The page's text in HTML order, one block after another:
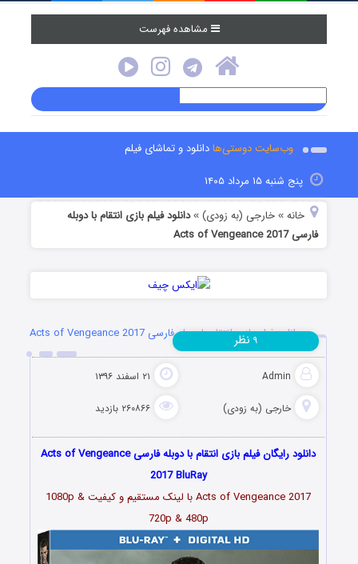
مشاهده فهرست
وب‌سایت دوستی‌هادانلود و تماشای فیلم
پنج شنبه ۱۵ مرداد ۱۴۰۵
خانه »خارجی (به زودی) »دانلود فیلم بازی انتقام با دوبله
فارسی Acts of Vengeance 2017
دانلود فیلم بازی انتقام با دوبله فارسی Acts of Vengeance 2017
Admin ۲۱ اسفند ۱۳۹۶
خارجی (به زودی) ۲۶۰۸۶۶ بازدید
۹ نظر
دانلود رایگان فیلم بازی انتقام با دوبله فارسی Acts of Vengeance
2017 BluRay
Acts of Vengeance 2017 با لینک مستقیم و کیفیت 1080p &
720p & 480p